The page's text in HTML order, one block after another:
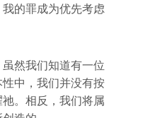
的罪成为优先考虑
然我们知道有一位
中，我们并没有按
。相反，我们将属